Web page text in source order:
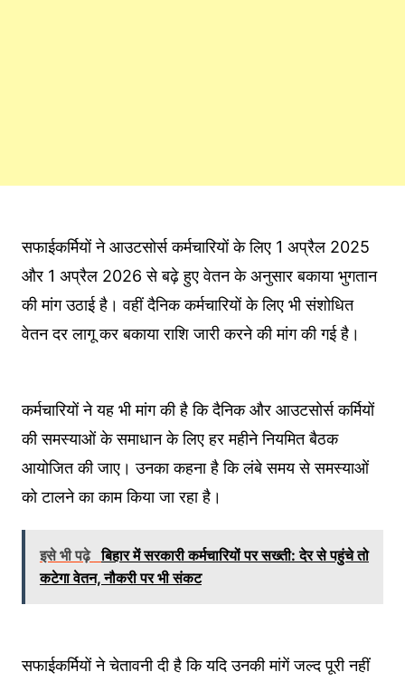
सफाईकर्मियों ने आउटसोर्स कर्मचारियों के लिए 1 अप्रैल 2025
और 1 अप्रैल 2026 से बढ़े हुए वेतन के अनुसार बकाया भुगतान
की मांग उठाई है। वहीं दैनिक कर्मचारियों के लिए भी संशोधित
वेतन दर लागू कर बकाया राशि जारी करने की मांग की गई है।
कर्मचारियों ने यह भी मांग की है कि दैनिक और आउटसोर्स कर्मियों
की समस्याओं के समाधान के लिए हर महीने नियमित बैठक
आयोजित की जाए। उनका कहना है कि लंबे समय से समस्याओं
को टालने का काम किया जा रहा है।
इसे भी पढ़े बिहार में सरकारी कर्मचारियों पर सख्ती: देर से पहुंचे तो
कटेगा वेतन, नौकरी पर भी संकट
सफाईकर्मियों ने चेतावनी दी है कि यदि उनकी मांगें जल्द पूरी नहीं